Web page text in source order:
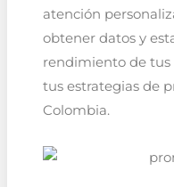
atención
obtener datos y
rendimiento de
tus estrategias de
Colombia.